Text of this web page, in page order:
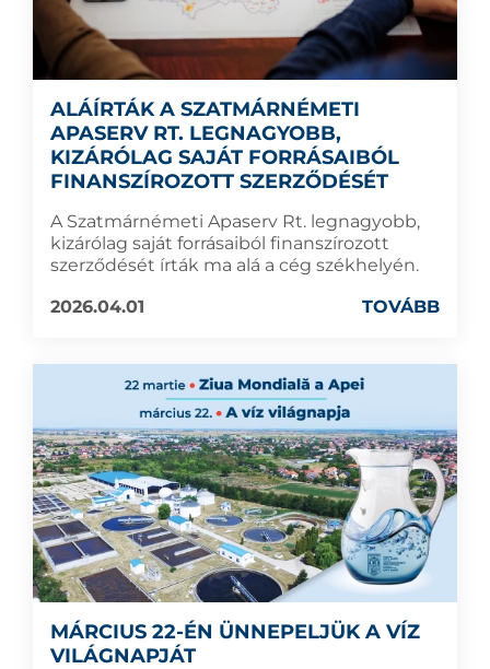
ALÁÍRTÁK A SZATMÁRNÉMETI
APASERV RT. LEGNAGYOBB,
KIZÁRÓLAG SAJÁT FORRÁSAIBÓL
FINANSZÍROZOTT SZERZŐDÉSÉT
A Szatmárnémeti Apaserv Rt. legnagyobb,
kizárólag saját forrásaiból finanszírozott
szerződését írták ma alá a cég székhelyén.
2026.04.01
TOVÁBB
MÁRCIUS 22-ÉN ÜNNEPELJÜK A VÍZ
VILÁGNAPJÁT